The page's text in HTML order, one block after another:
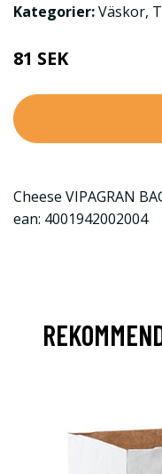
Kategorier:Väskor,
81 SEK
Cheese VIPAGRAN
ean: 4001942002004